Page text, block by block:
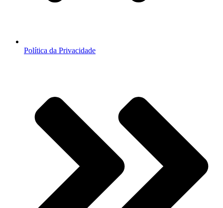
Política da Privacidade